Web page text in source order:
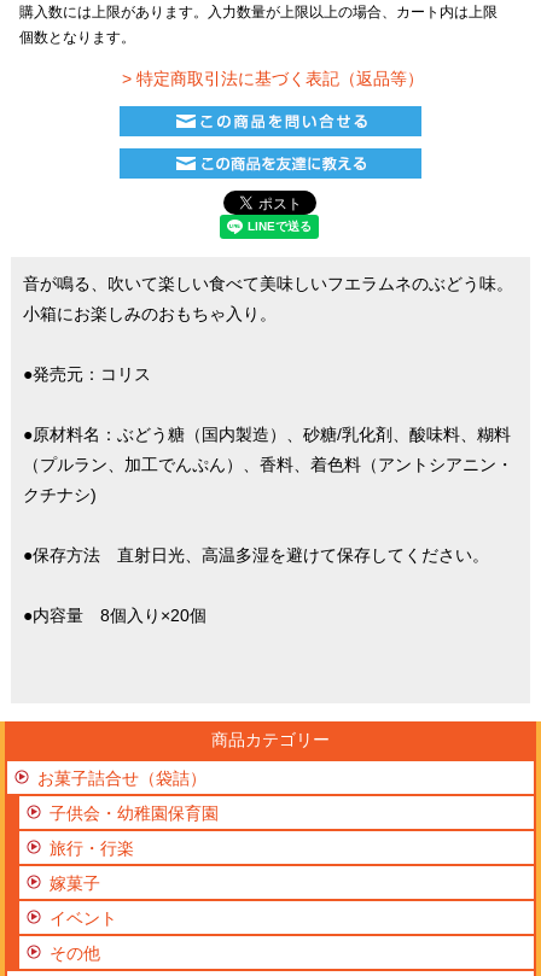
購入数には上限があります。入力数量が上限以上の場合、カート内は上限
個数となります。
> 特定商取引法に基づく表記（返品等）
音が鳴る、吹いて楽しい食べて美味しいフエラムネのぶどう味。
小箱にお楽しみのおもちゃ入り。
●発売元：コリス
●原材料名：ぶどう糖（国内製造）、砂糖/乳化剤、酸味料、糊料
（プルラン、加工でんぷん）、香料、着色料（アントシアニン・
クチナシ)
●保存方法 直射日光、高温多湿を避けて保存してください。
●内容量 8個入り×20個
商品カテゴリー
お菓子詰合せ（袋詰）
子供会・幼稚園保育園
旅行・行楽
嫁菓子
イベント
その他